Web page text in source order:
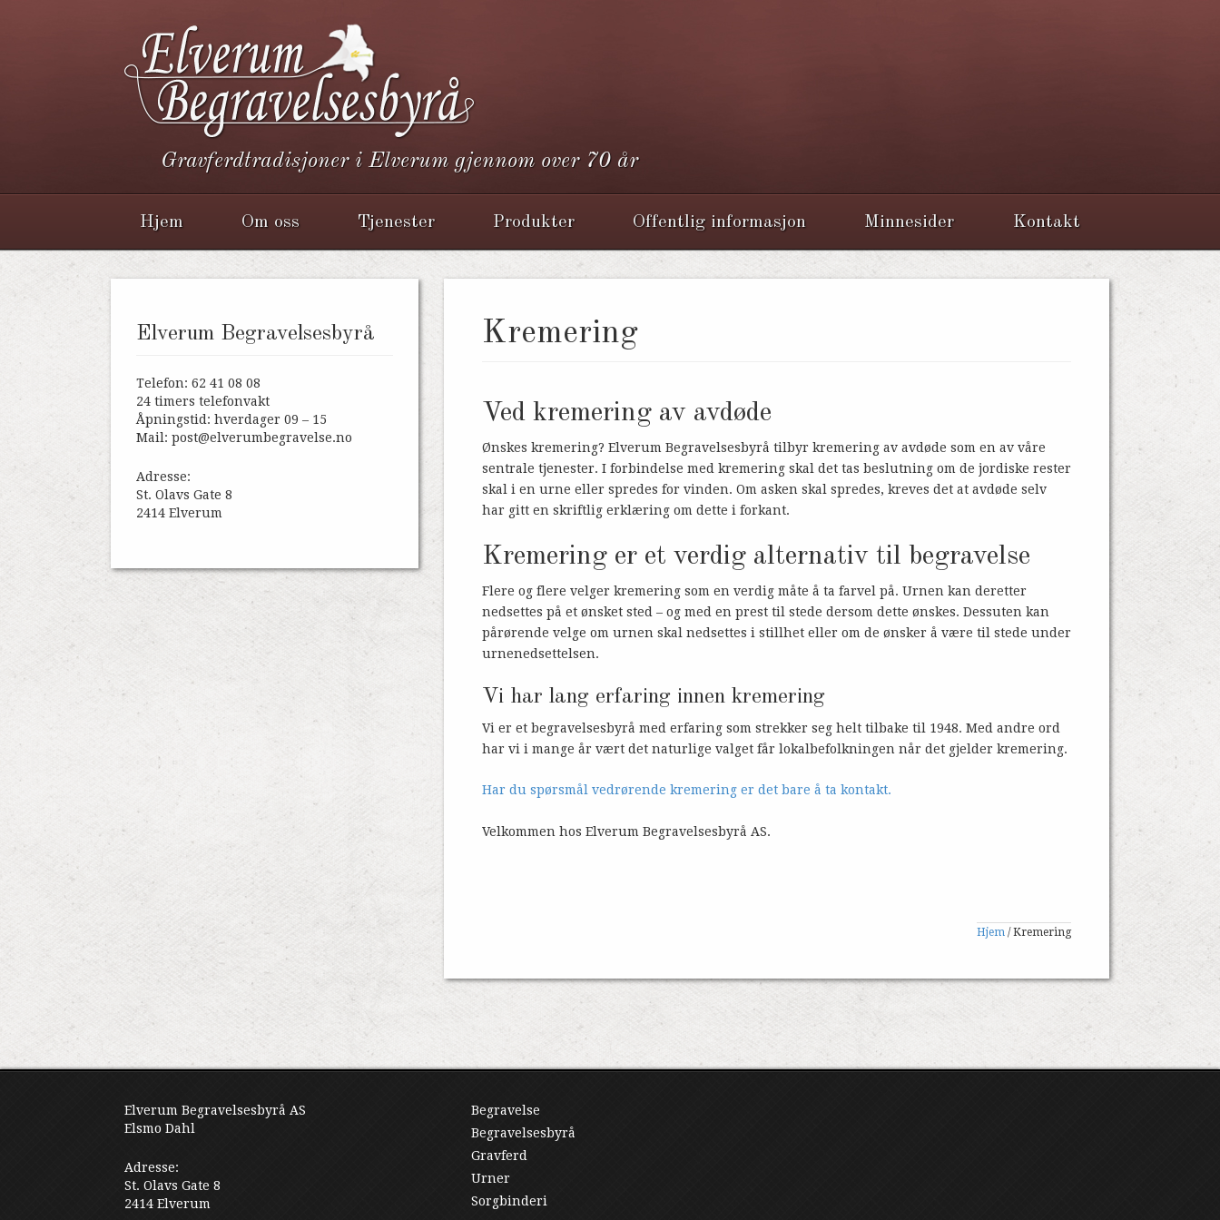
Gravferdtradisjoner i Elverum gjennom over 70 år
Hjem Om oss Tjenester Produkter Offentlig informasjon Minnesider Kontakt
Kremering
Ved kremering av avdøde
Ønskes kremering? Elverum Begravelsesbyrå tilbyr kremering av avdøde som en av våre
sentrale tjenester. I forbindelse med kremering skal det tas beslutning om de jordiske rester
skal i en urne eller spredes for vinden. Om asken skal spredes, kreves det at avdøde selv
har gitt en skriftlig erklæring om dette i forkant.
Kremering er et verdig alternativ til begravelse
Flere og flere velger kremering som en verdig måte å ta farvel på. Urnen kan deretter
nedsettes på et ønsket sted – og med en prest til stede dersom dette ønskes. Dessuten kan
pårørende velge om urnen skal nedsettes i stillhet eller om de ønsker å være til stede under
urnenedsettelsen.
Vi har lang erfaring innen kremering
Vi er et begravelsesbyrå med erfaring som strekker seg helt tilbake til 1948. Med andre ord
har vi i mange år vært det naturlige valget får lokalbefolkningen når det gjelder kremering.
Har du spørsmål vedrørende kremering er det bare å ta kontakt.
Velkommen hos Elverum Begravelsesbyrå AS.
Hjem / Kremering
Elverum Begravelsesbyrå
Telefon: 62 41 08 08
24 timers telefonvakt
Åpningstid: hverdager 09 – 15
Mail: post@elverumbegravelse.no
Adresse:
St. Olavs Gate 8
2414 Elverum
Elverum Begravelsesbyrå AS
Elsmo Dahl
Adresse:
St. Olavs Gate 8
2414 Elverum
Begravelse
Begravelsesbyrå
Gravferd
Urner
Sorgbinderi